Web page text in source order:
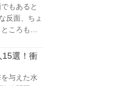
もあると
反面、ちょ
ところも…
15選！衝
与えた水